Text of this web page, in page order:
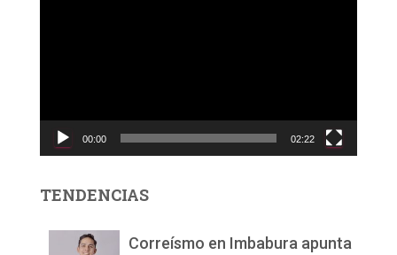
c
d
00:00 02:22
TENDENCIAS
Correísmo en Imbabura apunta